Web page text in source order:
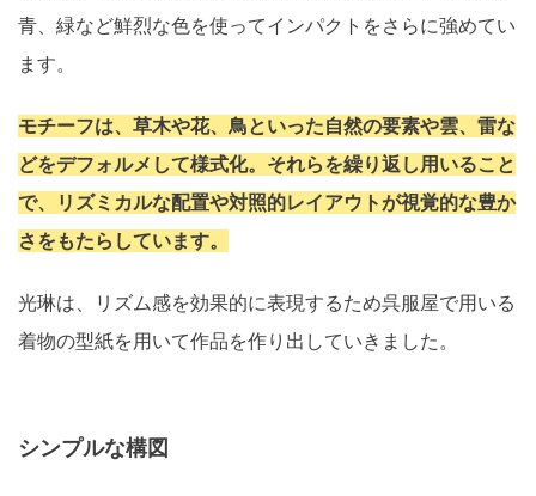
青、緑など鮮烈な色を使ってインパクトをさらに強めてい
ます。
モチーフは、草木や花、鳥といった自然の要素や雲、雷な
どをデフォルメして様式化。それらを繰り返し用いること
で、リズミカルな配置や対照的レイアウトが視覚的な豊か
さをもたらしています。
光琳は、リズム感を効果的に表現するため呉服屋で用いる
着物の型紙を用いて作品を作り出していきました。
シンプルな構図